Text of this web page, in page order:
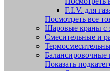
F.I.V. для
Посмотреть все
Шаровые краны с
Смесительные и
Балансировочные
Показать